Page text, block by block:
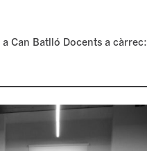
Can Batlló Docents a càrrec: